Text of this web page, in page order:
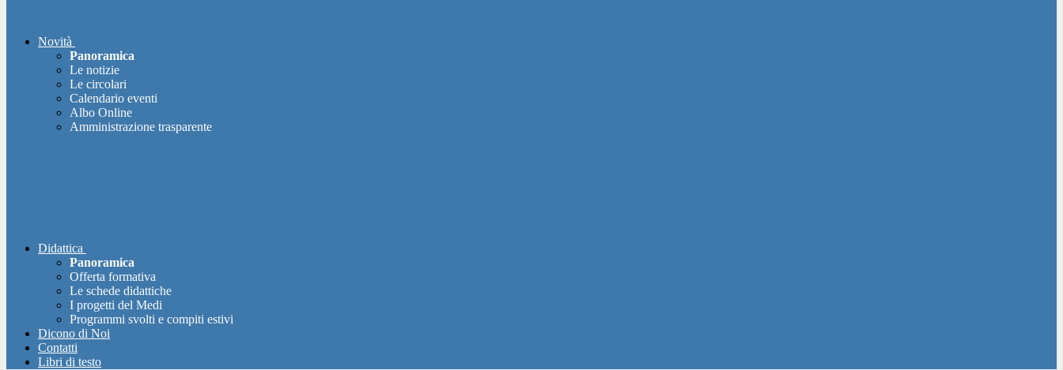
Novità
Panoramica
Le notizie
Le circolari
Calendario eventi
Albo Online
Amministrazione trasparente
Didattica
Panoramica
Offerta formativa
Le schede didattiche
I progetti del Medi
Programmi svolti e compiti estivi
Dicono di Noi
Contatti
Libri di testo